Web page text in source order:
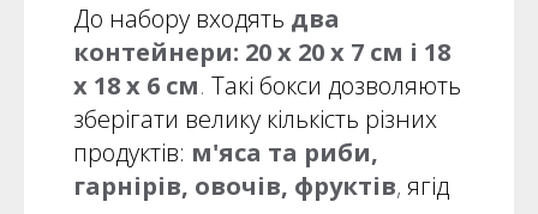
До набору входять два
контейнери: 20 х 20 х 7 см і 18
х 18 х 6 см. Такі бокси дозволяють
зберігати велику кількість різних
продуктів: м'яса та риби,
гарнірів, овочів, фруктів, ягід